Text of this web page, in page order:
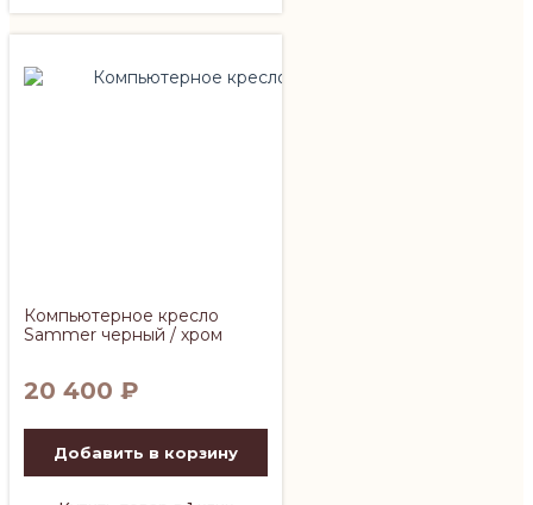
Компьютерное кресло
Sammer черный / хром
20 400 ₽
Добавить в корзину